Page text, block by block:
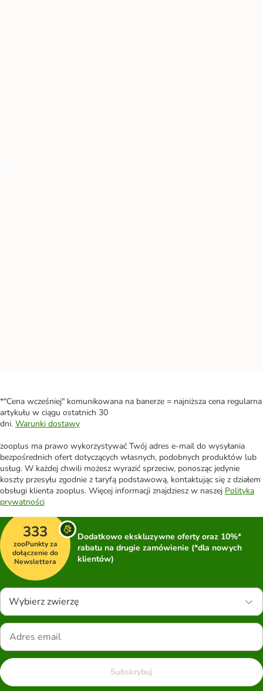
*"Cena wcześniej" komunikowana na banerze = najniższa cena regularna
artykułu w ciągu ostatnich 30
dni. Warunki dostawy
zooplus ma prawo wykorzystywać Twój adres e-mail do wysyłania
bezpośrednich ofert dotyczących własnych, podobnych produktów lub
usług. W każdej chwili możesz wyrazić sprzeciw, ponosząc jedynie
koszty przesyłu zgodnie z taryfą podstawową, kontaktując się z działem
obsługi klienta zooplus. Więcej informacji znajdziesz w naszej Polityka
prywatności
333
zooPunkty za
dołączenie do
Newslettera
Dodatkowo ekskluzywne oferty oraz 10%*
rabatu na drugie zamówienie (*dla nowych
klientów)
Wybierz zwierzę
Subskrybuj